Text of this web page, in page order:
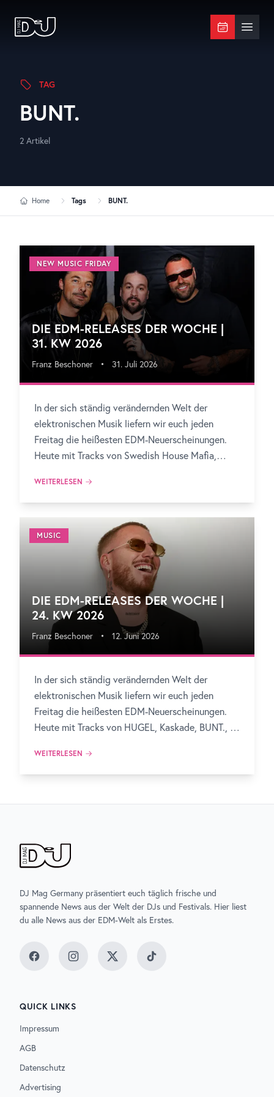
DJ Mag Germany Menü
TAG
BUNT.
2 Artikel
Home Tags BUNT.
NEW MUSIC FRIDAY
DIE EDM-RELEASES DER WOCHE |
31. KW 2026
Franz Beschoner • 31. Juli 2026
In der sich ständig verändernden Welt der
elektronischen Musik liefern wir euch jeden
Freitag die heißesten EDM-Neuerscheinungen.
Heute mit Tracks von Swedish House Mafia,
WEITERLESEN
MUSIC
DIE EDM-RELEASES DER WOCHE |
24. KW 2026
Franz Beschoner • 12. Juni 2026
In der sich ständig verändernden Welt der
elektronischen Musik liefern wir euch jeden
Freitag die heißesten EDM-Neuerscheinungen.
Heute mit Tracks von HUGEL, Kaskade, BUNT., Dr
und vielen mehr!
WEITERLESEN
DJ Mag Germany präsentiert euch täglich frische und
spannende News aus der Welt der DJs und Festivals. Hier liest
du alle News aus der EDM-Welt als Erstes.
FacebookInstagramTwitter TikTok
QUICK LINKS
Impressum
AGB
Datenschutz
Advertising